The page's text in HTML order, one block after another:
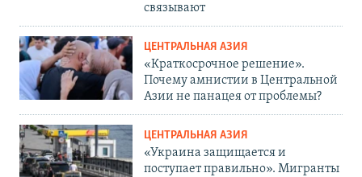
связывают
ЦЕНТРАЛЬНАЯ АЗИЯ
«Краткосрочное решение».
Почему амнистии в Центральной
Азии не панацея от проблемы?
ЦЕНТРАЛЬНАЯ АЗИЯ
«Украина защищается и
поступает правильно». Мигранты